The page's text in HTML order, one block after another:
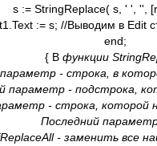
s := StringReplace( s, ' ', '',
:= s; //Выводим в Edit
end;
{ В функции
- строка, в
- подстрока,
- строка, которой
Последний
- заменить все